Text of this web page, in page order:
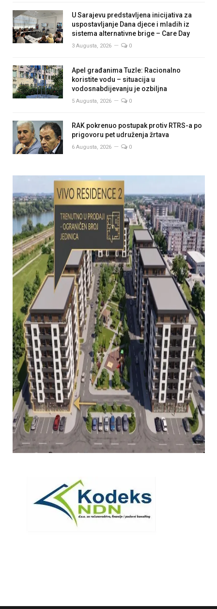
U Sarajevu predstavljena inicijativa za
uspostavljanje Dana djece i mladih iz
sistema alternativne brige – Care Day
3 Augusta, 2026 0
Apel građanima Tuzle: Racionalno
koristite vodu – situacija u
vodosnabdijevanju je ozbiljna
5 Augusta, 2026 0
RAK pokrenuo postupak protiv RTRS-a po
prigovoru pet udruženja žrtava
6 Augusta, 2026 0